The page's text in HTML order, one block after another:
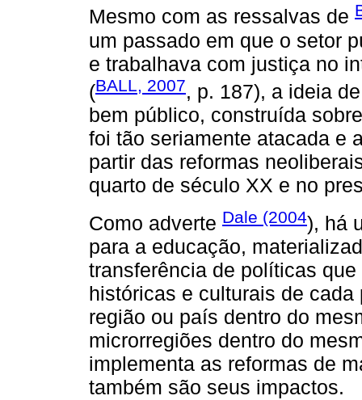
Mesmo com as ressalvas de
um passado em que o setor
e trabalhava com justiça no
(BALL, 2007, p. 187), a ideia
bem público, construída
foi tão seriamente atacada e
partir das reformas
quarto de século XX e no
Como adverte Dale (2004), há
para a educação,
transferência de políticas
históricas e culturais de
região ou país dentro do
microrregiões dentro do
implementa as reformas de
também são seus impactos.